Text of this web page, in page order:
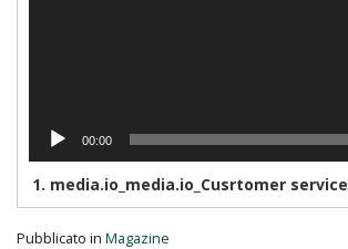
00:00
1. media.io_media.io_Cusrtomer service
Pubblicato in Magazine